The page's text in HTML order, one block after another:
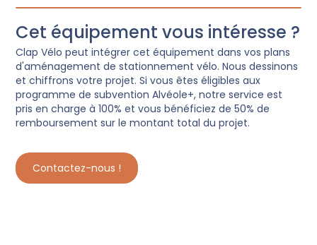
Cet équipement vous intéresse ?
Clap Vélo peut intégrer cet équipement dans vos plans
d'aménagement de stationnement vélo. Nous dessinons
et chiffrons votre projet. Si vous êtes éligibles aux
programme de subvention Alvéole+, notre service est
pris en charge à 100% et vous bénéficiez de 50% de
remboursement sur le montant total du projet.
Contactez-nous !